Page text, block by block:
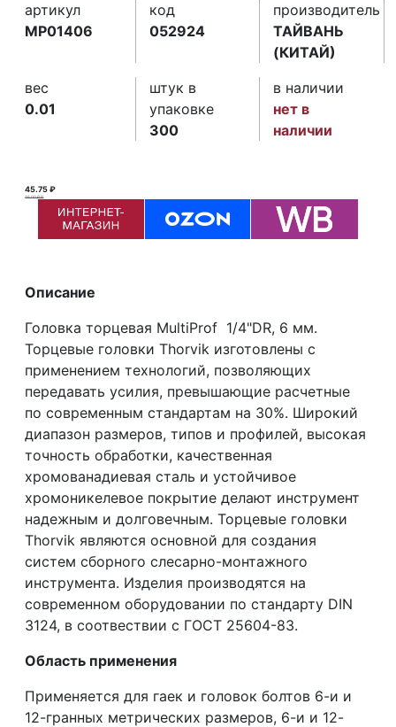
артикул
MP01406
код
052924
производитель
ТАЙВАНЬ
(КИТАЙ)
вес
0.01
штук в
упаковке
300
в наличии
нет в
наличии
45.75 ₽
46.00 ₽ ₽
Описание
Головка торцевая MultiProf 1/4"DR, 6 мм.
Торцевые головки Thorvik изготовлены с
применением технологий, позволяющих
передавать усилия, превышающие расчетные
по современным стандартам на 30%. Широкий
диапазон размеров, типов и профилей, высокая
точность обработки, качественная
хромованадиевая сталь и устойчивое
хромоникелевое покрытие делают инструмент
надежным и долговечным. Торцевые головки
Thorvik являются основной для создания
систем сборного слесарно-монтажного
инструмента. Изделия производятся на
современном оборудовании по стандарту DIN
3124, в соотвествии с ГОСТ 25604-83.
Область применения
Применяется для гаек и головок болтов 6-и и
12-гранных метрических размеров, 6-и и 12-